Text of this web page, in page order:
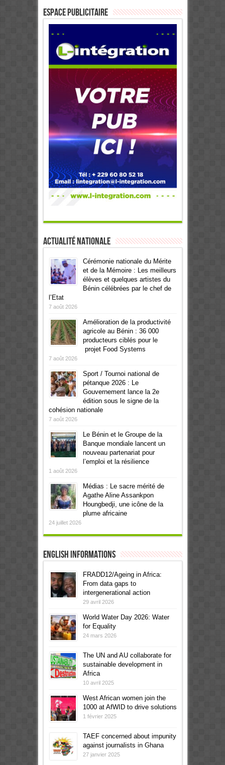
ESPACE PUBLICITAIRE
Actualité Nationale
Cérémonie nationale du Mérite
et de la Mémoire : Les meilleurs
élèves et quelques artistes du
Bénin célébrées par le chef de
l’Etat
7 août 2026
Amélioration de la productivité
agricole au Bénin : 36 000
producteurs ciblés pour le
projet Food Systems
7 août 2026
Sport / Tournoi national de
pétanque 2026 : Le
Gouvernement lance la 2e
édition sous le signe de la
cohésion nationale
7 août 2026
Le Bénin et le Groupe de la
Banque mondiale lancent un
nouveau partenariat pour
l’emploi et la résilience
1 août 2026
Médias : Le sacre mérité de
Agathe Aline Assankpon
Houngbedji, une icône de la
plume africaine
24 juillet 2026
English informations
FRADD12/Ageing in Africa:
From data gaps to
intergenerational action
29 avril 2026
World Water Day 2026: Water
for Equality
24 mars 2026
The UN and AU collaborate for
sustainable development in
Africa
10 avril 2025
West African women join the
1000 at AfWID to drive solutions
1 février 2025
TAEF concerned about impunity
against journalists in Ghana
27 janvier 2025